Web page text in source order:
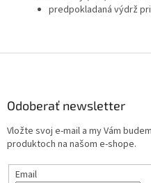
predpokladaná výdrž pri
Odoberať newsletter
Vložte svoj e-mail a my Vám
produktoch na našom e-shope.
Email